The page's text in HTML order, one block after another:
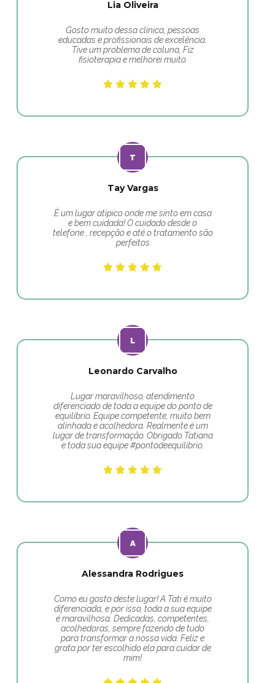
Lia Oliveira
Gosto muito dessa clínica, pessoas
educadas e profissionais de excelência.
Tive um problema de coluna, Fiz
fisioterapia e melhorei muito.
Tay Vargas
É um lugar atípico onde me sinto em casa
e bem cuidada! O cuidado desde o
telefone , recepção e até o tratamento são
perfeitos
Leonardo Carvalho
Lugar maravilhoso, atendimento
diferenciado de toda a equipe do ponto de
equilíbrio. Equipe competente, muito bem
alinhada e acolhedora. Realmente é um
lugar de transformação. Obrigado Tatiana
e toda sua equipe #pontodeequilibrio.
Alessandra Rodrigues
Como eu gosto deste lugar! A Tati é muito
diferenciada, e por isso, toda a sua equipe
é maravilhosa. Dedicadas, competentes,
acolhedoras, sempre fazendo de tudo
para transformar a nossa vida. Feliz e
grata por ter escolhido ela para cuidar de
mim!